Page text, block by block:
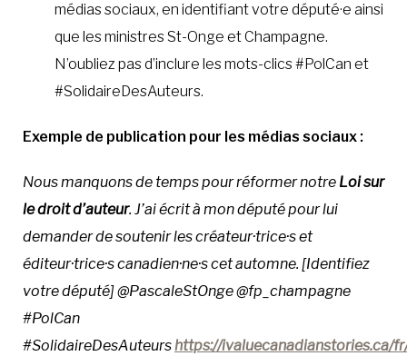
médias sociaux, en identifiant votre député·e ainsi
que les ministres St-Onge et Champagne.
N’oubliez pas d’inclure les mots-clics #PolCan et
#SolidaireDesAuteurs.
Exemple de publication pour les médias sociaux :
Nous manquons de temps pour réformer notre Loi sur
le droit d’auteur. J’ai écrit à mon député pour lui
demander de soutenir les créateur·trice·s et
éditeur·trice·s canadien·ne·s cet automne. [Identifiez
votre député] @PascaleStOnge @fp_champagne
#PolCan
#SolidaireDesAuteurshttps://ivaluecanadianstories.ca/